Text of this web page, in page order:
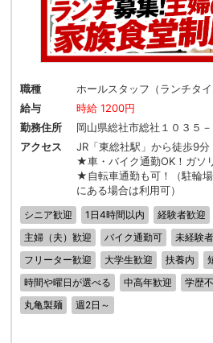
職種
ホールスタッフ（ランチタイ
給与
時給 1200円
勤務住所
岡山県総社市総社１０３５－
アクセス
JR「東総社駅」から徒歩9
★車・バイク通勤OK！ガソ
★自転車通勤も可！（駐輪
にある場合は利用可）
シニア歓迎 1日4時間以内 経験者歓迎
主婦（夫）歓迎
バイク通勤可 未経験
フリーター歓迎
大学生歓迎 扶養内
時間や曜日が選べる
中高年歓迎 学歴
丸亀製麺
週2日～